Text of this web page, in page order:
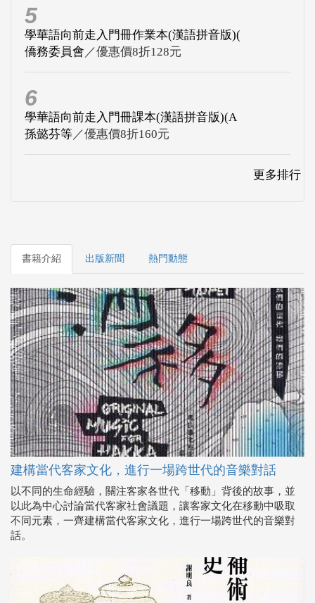
5
學華語向前走入門冊作業本(漢語拼音版)(
僑務委員會 ／優惠價8折128元
6
學華語向前走入門冊課本(漢語拼音版)(A
孫懿芬等／優惠價8折160元
更多排行
書籍介紹 出版新聞 熱門動態
建構當代客家文化，進行一場跨世代的音樂對話
以不同的生命經驗，關注客家各世代「移動」背後的故事，並
以此為中心討論當代客家社會議題，讓客家文化在移動中吸取
不同元素，一齊建構當代客家文化，進行一場跨世代的音樂對
話。